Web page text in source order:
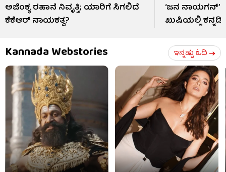
ಅಜಿಂಕ್ಯ ರಹಾನೆ ನಿವೃತ್ತಿ; ಯಾರಿಗೆ ಸಿಗಲಿದೆ
ಕೆಕೆಆರ್ ನಾಯಕತ್ವ?
‘ಜನ ನಾಯಗನ್’
ಖುಷಿಯಲ್ಲಿ
Kannada Webstories ಇನ್ನಷ್ಟು ಓದಿ